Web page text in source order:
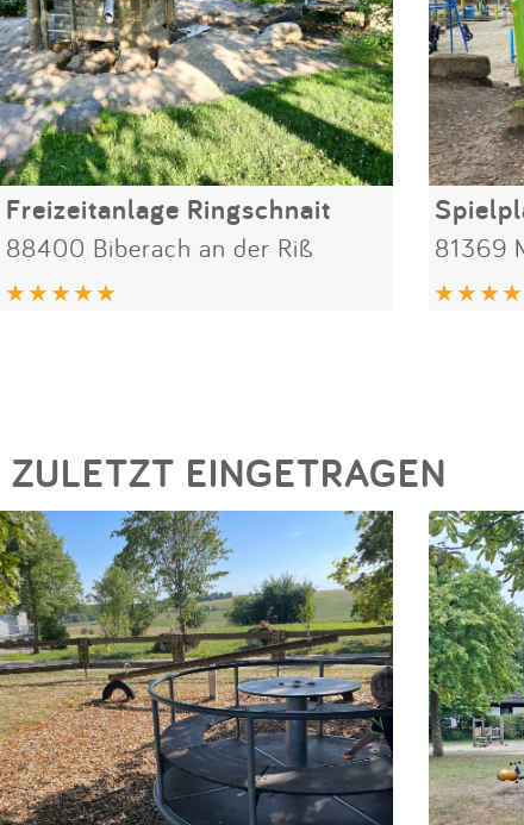
Freizeitanlage Ringschnait
88400 Biberach an der Riß 81369
ZULETZT EINGETRAGEN